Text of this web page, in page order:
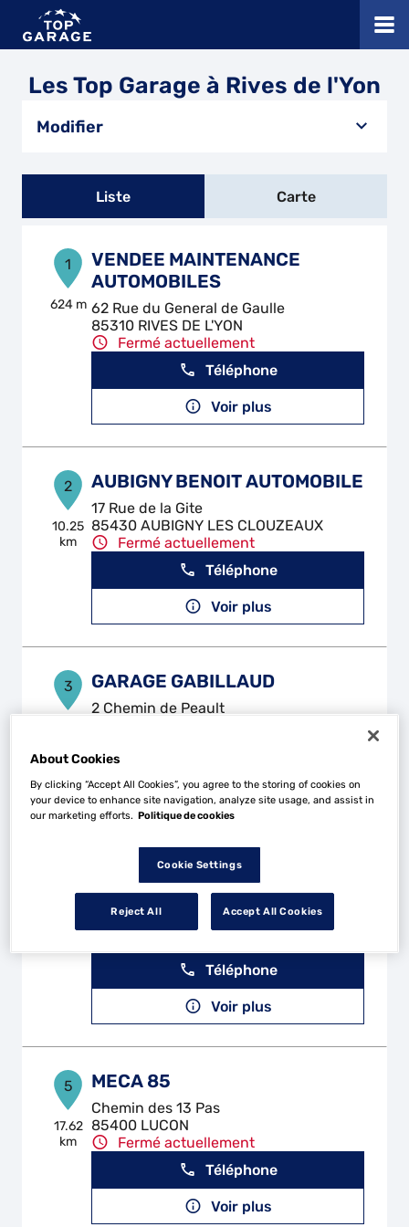
Les Top Garage à Rives de l'Yon
Modifier
Liste Carte
1
624 m
VENDEE MAINTENANCE
AUTOMOBILES
62 Rue du General de Gaulle
85310 RIVES DE L'YON
Fermé actuellement
Téléphone
Voir plus
2
10.25
km
AUBIGNY BENOIT AUTOMOBILE
17 Rue de la Gite
85430 AUBIGNY LES CLOUZEAUX
Fermé actuellement
Téléphone
Voir plus
3 GARAGE GABILLAUD
2 Chemin de Peault
Voir plus
15.45
UTILEO
106 Rue Jacques-Yves Cousteau
85000 MOUILLERON LE CAPTIF
Téléphone
Voir plus
5
17.62
km
MECA 85
Chemin des 13 Pas
85400 LUCON
Fermé actuellement
Téléphone
Voir plus
About Cookies
By clicking “Accept All Cookies”, you agree to the storing of cookies on
your device to enhance site navigation, analyze site usage, and assist in
our marketing efforts. Politique de cookies
Cookie Settings
Reject All Accept All Cookies